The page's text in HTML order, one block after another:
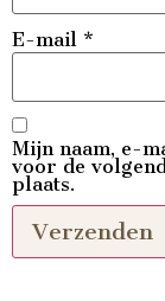
E-mail *
Mijn naam, e-
voor de
plaats.